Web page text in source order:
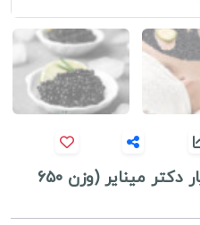
ماسک پودری هیدروژلی خاویار دکتر مینایر (وزن ۶۵۰